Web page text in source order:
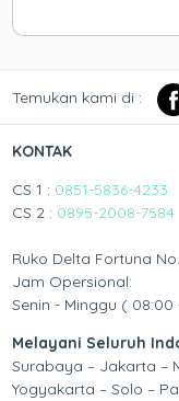
Temukan kami di :
KONTAK
CS 1 : 0851-5836-4233
CS 2 : 0895-2008-7584
Ruko Delta Fortuna
Jam Opersional:
Senin - Minggu ( 08:00
Melayani Seluruh
Surabaya – Jakarta –
Yogyakarta – Solo –